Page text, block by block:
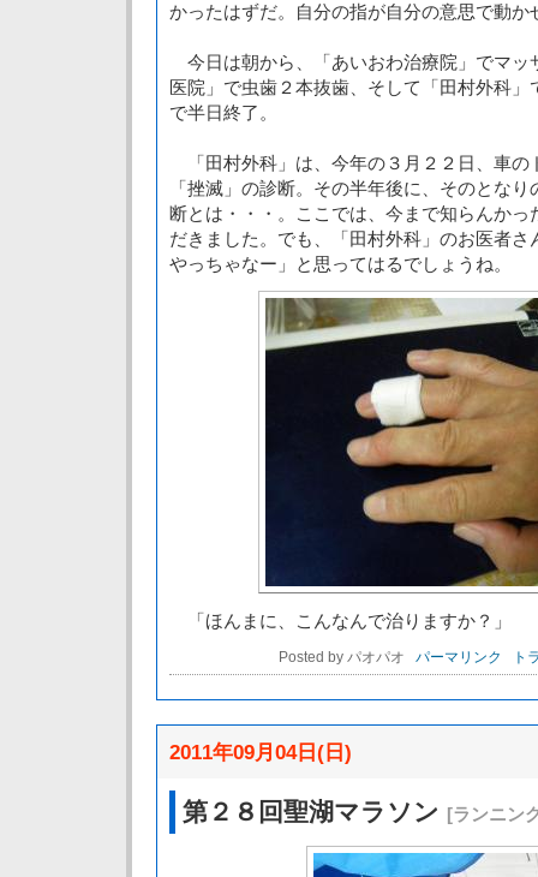
かったはずだ。自分の指が自分の意思で動か
今日は朝から、「あいおわ治療院」でマッ
医院」で虫歯２本抜歯、そして「田村外科
で半日終了。
「田村外科」は、今年の３月２２日、車の
「挫滅」の診断。その半年後に、そのとな
断とは・・・。ここでは、今まで知らんか
だきました。でも、「田村外科」のお医者
やっちゃなー」と思ってはるでしょうね。
「ほんまに、こんなんで治りますか？」
Posted by パオパオ パーマリンク ト
2011年09月04日(日)
第２８回聖湖マラソン [ランニン